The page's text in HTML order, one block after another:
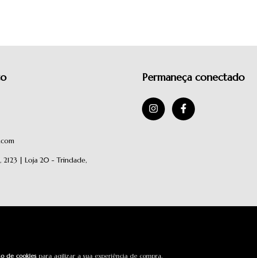
de cookies para agilizar a sua experiência de compra.
2123 | Loja 20 - Trindade,
Permaneça conectado